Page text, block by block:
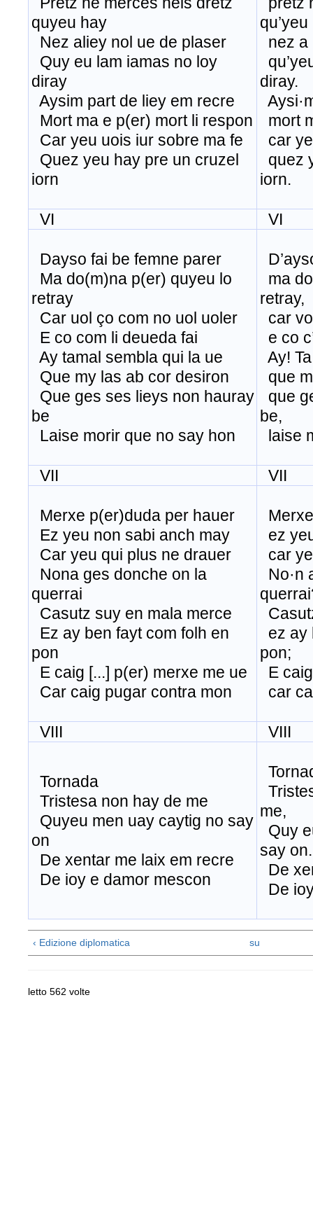
quyeu hay
Nez aliey nol ue de plaser
Quy eu lam iamas no loy
diray
Aysim part de liey em recre
Mort ma e p(er) mort li respon
Car yeu uois iur sobre ma fe
Quez yeu hay pre un cruzel
iorn
nez a
diray.
mort
car
quez
iorn.
VI VI
Dayso fai be femne parer
Ma do(m)na p(er) quyeu lo
retray
Car uol ço com no uol uoler
E co com li deueda fai
Ay tamal sembla qui la ue
Que my las ab cor desiron
Que ges ses lieys non hauray
be
Laise morir que no say hon
ma
retray,
car
e co
Ay!
que
que
be,
laise
VII VII
Merxe p(er)duda per hauer
Ez yeu non sabi anch may
Car yeu qui plus ne drauer
Nona ges donche on la
querrai
Casutz suy en mala merce
Ez ay ben fayt com folh en
pon
E caig [...] p(er) merxe me ue
Car caig pugar contra mon
ez
car
No·n
ez ay
pon;
E
car
VIII VIII
Tornada
Tristesa non hay de me
Quyeu men uay caytig no say
on
De xentar me laix em recre
De ioy e damor mescon
Quy
say on.
De
De
‹ Edizione diplomatica su
letto 562 volte